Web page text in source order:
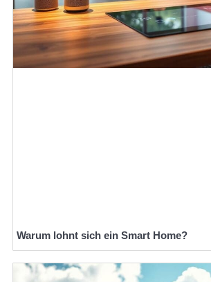
Warum lohnt sich ein Smart Home?